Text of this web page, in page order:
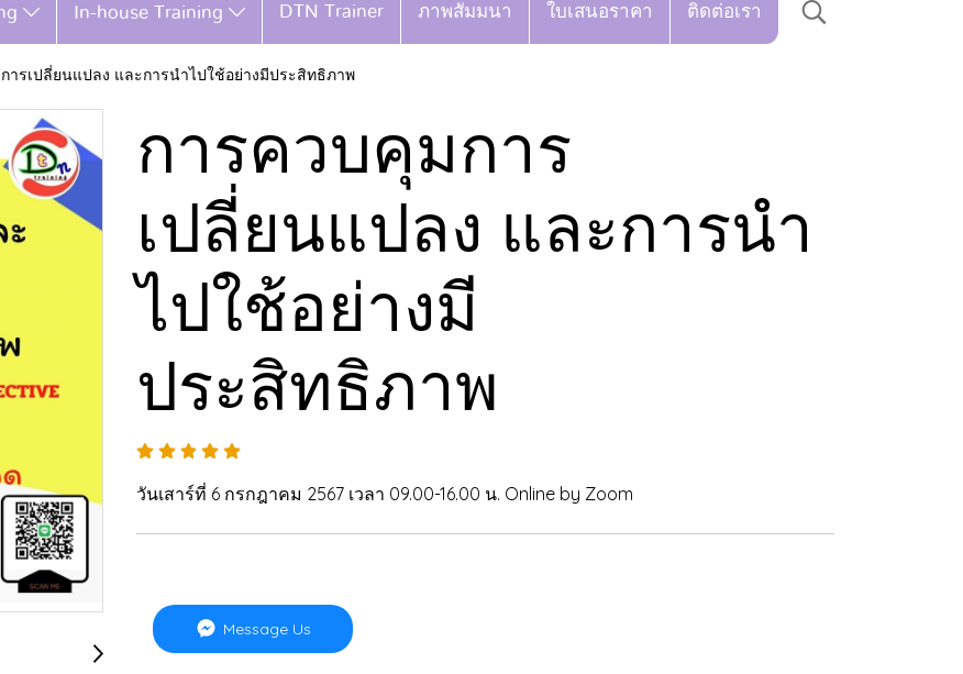
In-house Training DTN Trainer ภาพสัมมนา ใบเสนอราคา ติดต่อเรา
ารเปลี่ยนแปลง และการนำไปใช้อย่างมีประสิทธิภาพ
การควบคุมการ
เปลี่ยนแปลง และการนำ
ไปใช้อย่างมี
ประสิทธิภาพ
วันเสาร์ที่ 6 กรกฎาคม 2567 เวลา 09.00-16.00 น. Online by Zoom
Message Us